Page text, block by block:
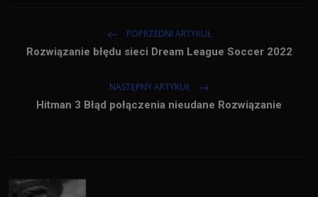
POPRZEDNI ARTYKUŁ
Rozwiązanie błędu sieci Dream League Soccer 2022
NASTĘPNY ARTYKUŁ
Hitman 3 Błąd połączenia nieudane Rozwiązanie